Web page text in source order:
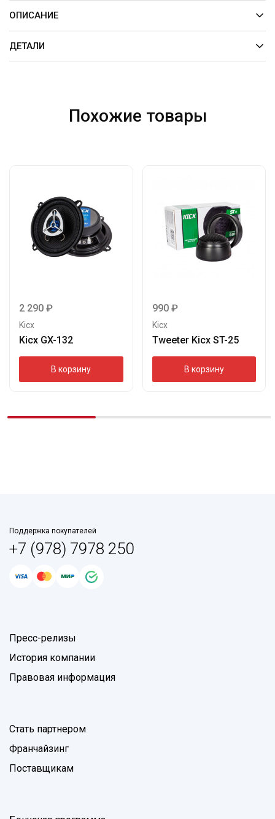
ОПИСАНИЕ
ДЕТАЛИ
Похожие товары
2 290 ₽
Kicx
Kicx GX-132
В корзину
990 ₽
Kicx
Tweeter Kicx ST-25
В корзину
Поддержка покупателей
+7 (978) 7978 250
Пресс-релизы
История компании
Правовая информация
Стать партнером
Франчайзинг
Поставщикам